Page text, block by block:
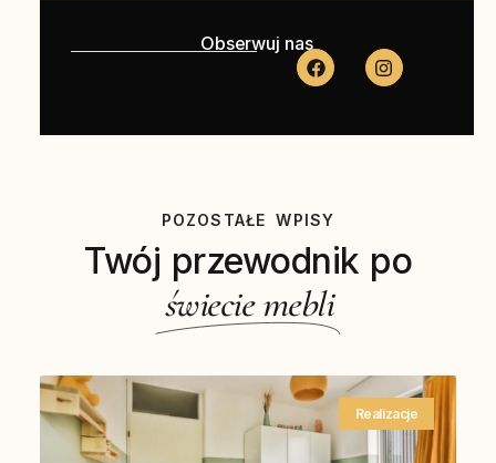
Obserwuj nas
POZOSTAŁE WPISY
Twój przewodnik po
świecie mebli
Realizacje